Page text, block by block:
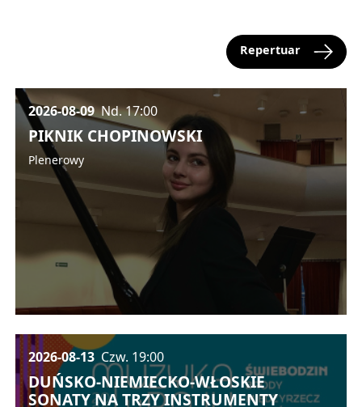
Repertuar
2026-08-09 Nd.17:00
PIKNIK CHOPINOWSKI
Plenerowy
2026-08-13 Czw. 19:00
DUŃSKO-NIEMIECKO-WŁOSKIE
SONATY NA TRZY INSTRUMENTY